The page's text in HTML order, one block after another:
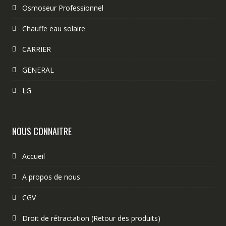
Osmoseur Professionnel
Chauffe eau solaire
CARRIER
GENERAL
LG
NOUS CONNAITRE
Accueil
A propos de nous
CGV
Droit de rétractation (Retour des produits)